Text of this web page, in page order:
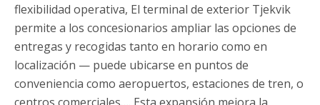
flexibilidad operativa, El terminal de exterior Tjekvik
permite a los concesionarios ampliar las opciones de
entregas y recogidas tanto en horario como en
localización — puede ubicarse en puntos de
conveniencia como aeropuertos, estaciones de tren, o